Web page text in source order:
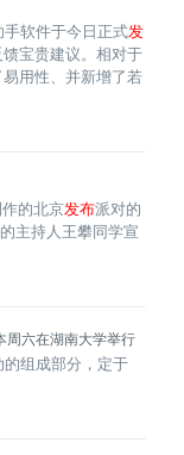
软件于今日正式发
宝贵建议。相对于
用性、并新增了若
的北京发布派对的
主持人王攀同学宣
周六在湖南大学举行
的组成部分，定于